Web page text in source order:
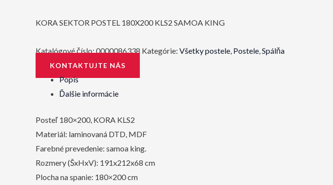
KORA SEKTOR POSTEL 180X200 KLS2 SAMOA KING
Katalógové číslo:0000086338 Kategórie: Všetky postele, Postele,Spálňa
KONTAKTUJTE NÁS
Popis
Ďalšie informácie
Posteľ 180×200, KORA KLS2
Materiál: laminovaná DTD, MDF
Farebné prevedenie: samoa king.
Rozmery (ŠxHxV): 191x212x68 cm
Plocha na spanie: 180×200 cm